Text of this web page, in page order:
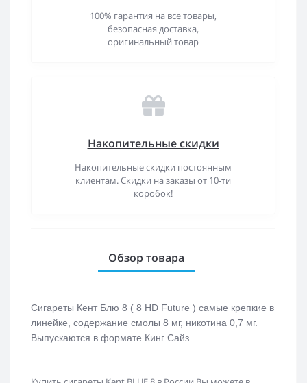
100% гарантия на все товары,
безопасная доставка,
оригинальный товар
Накопительные скидки
Накопительные скидки постоянным
клиентам. Скидки на заказы от 10-ти
коробок!
Обзор товара
Сигареты Кент Блю 8 ( 8 HD Future ) самые крепкие в
линейке, содержание смолы 8 мг, никотина 0,7 мг.
Выпускаются в формате Кинг Сайз.